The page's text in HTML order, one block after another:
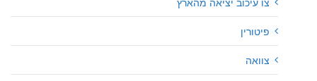
פיטורין
צוואה